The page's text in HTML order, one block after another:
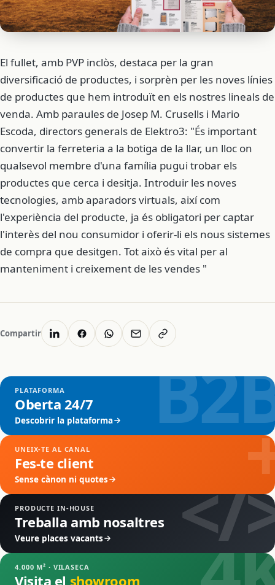
El fullet, amb PVP inclòs, destaca per la gran
diversificació de productes, i sorprèn per les noves línies
de productes que hem introduït en els nostres lineals de
venda. Amb paraules de Josep M. Crusells i Mario
Escoda, directors generals de Elektro3: "És important
convertir la ferreteria a la botiga de la llar, un lloc on
qualsevol membre d'una família pugui trobar els
productes que cerca i desitja. Introduir les noves
tecnologies, amb aparadors virtuals, així com
l'experiència del producte, ja és obligatori per captar
l'interès del nou consumidor i oferir-li els nous sistemes
de compra que desitgen. Tot això és vital per al
manteniment i creixement de les vendes "
Compartir
PLATAFORMA
Oberta 24/7
Descobrir la plataforma
UNEIX-TE AL CANAL
Fes-te client
Sense cànon ni quotes </
PRODUCTE IN-HOUSE
Treballa amb nosaltres
Veure places vacants
4.000 M² · VILASECA
Visita el showroom